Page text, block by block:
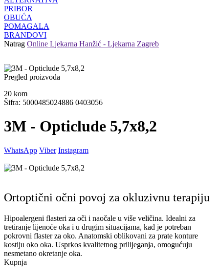
PRIBOR
OBUĆA
POMAGALA
BRANDOVI
Natrag Online Ljekarna Hanžić - Ljekarna Zagreb
Pregled proizvoda
20 kom
Šifra: 5000485024886 0403056
3M - Opticlude 5,7x8,2
WhatsApp Viber Instagram
Ortoptični očni povoj za okluzivnu terapiju
Hipoalergeni flasteri za oči i naočale u više veličina. Idealni za
tretiranje lijenoće oka i u drugim situacijama, kad je potreban
pokrovni flaster za oko. Anatomski oblikovani za prate konture
kostiju oko oka. Usprkos kvalitetnog prilijeganja, omogućuju
nesmetano okretanje oka.
Kupnja